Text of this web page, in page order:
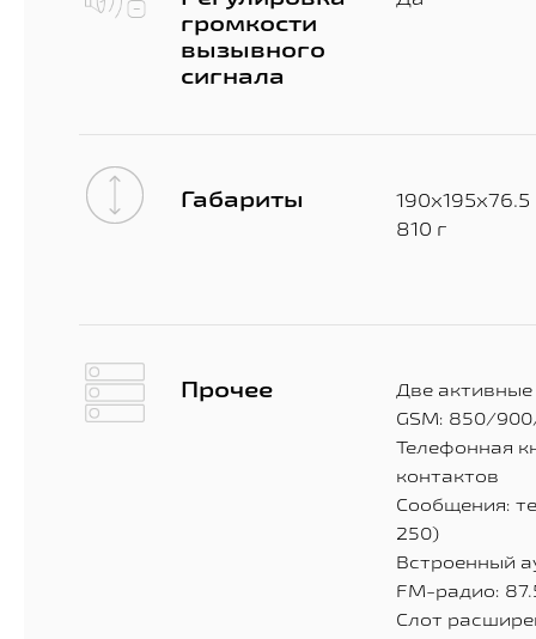
громкости
вызывного
сигнала
Габариты
810 г
Прочее
Две
GSM: 850/
Телефонная
контактов
Сообщения:
250)
Встроенный
FM-радио:
Слот